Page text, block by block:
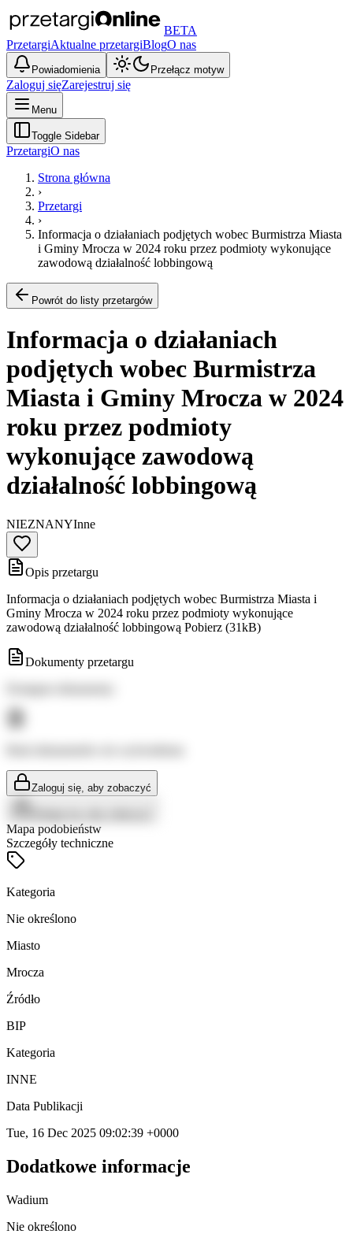
BETA
PrzetargiAktualne przetargiBlogO nas
Powiadomienia Przełącz motyw
Zaloguj sięZarejestruj się
Menu
Toggle Sidebar
PrzetargiO nas
Strona główna
›
Przetargi
›
Informacja o działaniach podjętych wobec Burmistrza Miasta
i Gminy Mrocza w 2024 roku przez podmioty wykonujące
zawodową działalność lobbingową
Powrót do listy przetargów
Informacja o działaniach
podjętych wobec Burmistrza
Miasta i Gminy Mrocza w 2024
roku przez podmioty
wykonujące zawodową
działalność lobbingową
NIEZNANYInne
Opis przetargu
Informacja o działaniach podjętych wobec Burmistrza Miasta i
Gminy Mrocza w 2024 roku przez podmioty wykonujące
zawodową działalność lobbingową Pobierz (31kB)
Dokumenty przetargu
Zaloguj się, aby zobaczyć
Mapa podobieństw
Szczegóły techniczne
Kategoria
Nie określono
Miasto
Mrocza
Źródło
BIP
Kategoria
INNE
Data Publikacji
Tue, 16 Dec 2025 09:02:39 +0000
Dodatkowe informacje
Wadium
Nie określono